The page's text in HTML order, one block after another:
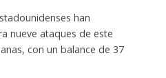
han
nueve ataques de este
con un balance de 37